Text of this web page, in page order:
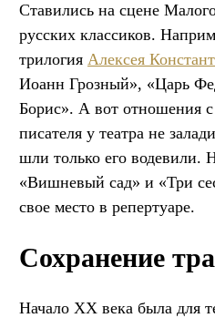
Ставились на сцене
русских классиков.
трилогия Алексея
Иоанн Грозный», «Царь
Борис». А вот отношения
писателя у театра не
шли только его водевили.
«Вишневый сад» и «Три
свое место в репертуаре.
Сохранение
Начало XX века была для